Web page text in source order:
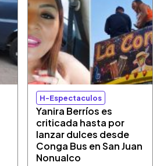
H-Espectaculos
Yanira Berríos es
criticada hasta por
lanzar dulces desde
Conga Bus en San Juan
Nonualco